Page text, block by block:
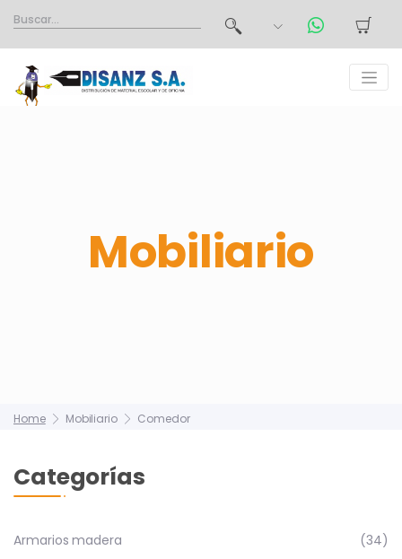
Mobiliario
Home Mobiliario Comedor
Categorías
Armarios madera (34)